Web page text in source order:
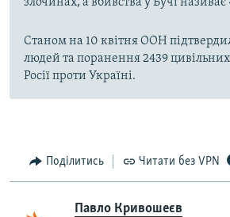
злочинах, а вбивства у Бучі
Станом на 10 квітня ООН
людей та поранення 2439
Росії проти Україні.
Поділитись Читати без VPN
Павло Кривошеєв